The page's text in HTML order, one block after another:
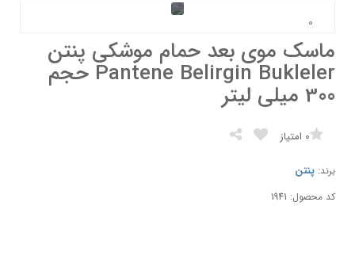
ماسک موی بعد حمام موشکی پنتن
Pantene Belirgin Bukleler حجم
300 میلی لیتر
0 امتیاز
برند: پنتن
کد محصول: 1941